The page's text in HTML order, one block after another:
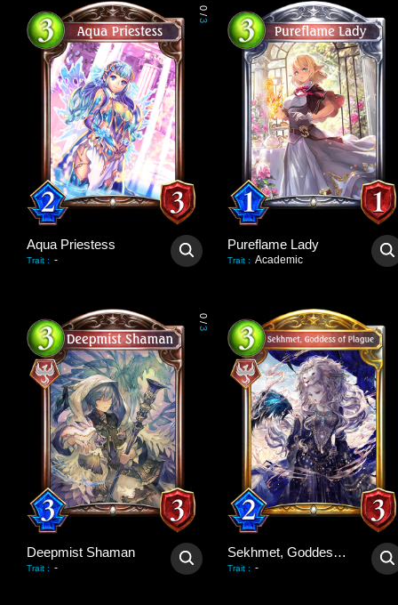
0
/
3
Aqua Priestess
Trait : -
Pureflame Lady
Trait : Academic
0
/
3
Deepmist Shaman
Trait : -
Sekhmet, Goddess of Plague
Trait : -